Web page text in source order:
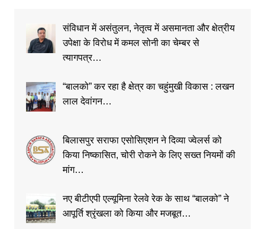
संविधान में असंतुलन, नेतृत्व में असमानता और क्षेत्रीय
उपेक्षा के विरोध में कमल सोनी का चेम्बर से
त्यागपत्र…
“बालको” कर रहा है क्षेत्र का चहुंमुखी विकास : लखन
लाल देवांगन…
बिलासपुर सराफा एसोसिएशन ने दिव्या ज्वेलर्स को
किया निष्कासित, चोरी रोकने के लिए सख्त नियमों की
मांग…
नए बीटीएपी एल्यूमिना रेलवे रेक के साथ “बालको” ने
आपूर्ति श्रृंखला को किया और मजबूत…